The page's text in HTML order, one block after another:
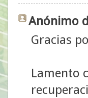
Anónimo
Gracias
Lamento